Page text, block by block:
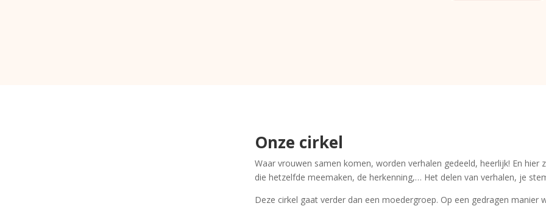
Onze cirkel
Waar vrouwen samen komen, worden verhalen gedeeld, heerlijk! En
die hetzelfde meemaken, de herkenning,… Het delen van verhalen, je
Deze cirkel gaat verder dan een moedergroep. Op een gedragen manier